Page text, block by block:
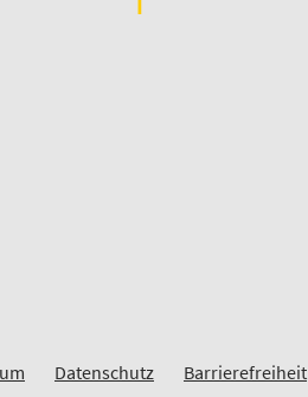
Datenschutz Barrierefreiheit